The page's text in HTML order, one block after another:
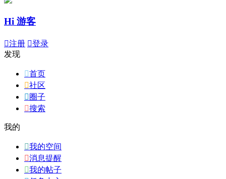
Hi 游客
注册 登录
发现
首页
社区
 圈子
搜索
我的
我的空间
消息提醒
我的帖子